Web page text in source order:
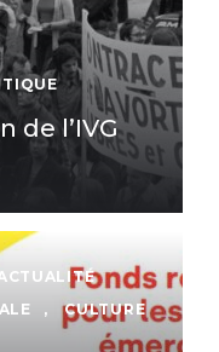
de l’IVG
,
CULTURE